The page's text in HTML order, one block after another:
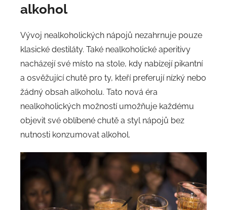
alkohol
Vývoj nealkoholických nápojů nezahrnuje pouze
klasické destiláty. Také nealkoholické aperitivy
nacházejí své místo na stole, kdy nabízejí pikantní
a osvěžující chutě pro ty, kteří preferují nízký nebo
žádný obsah alkoholu. Tato nová éra
nealkoholických možností umožňuje každému
objevit své oblíbené chutě a styl nápojů bez
nutnosti konzumovat alkohol.